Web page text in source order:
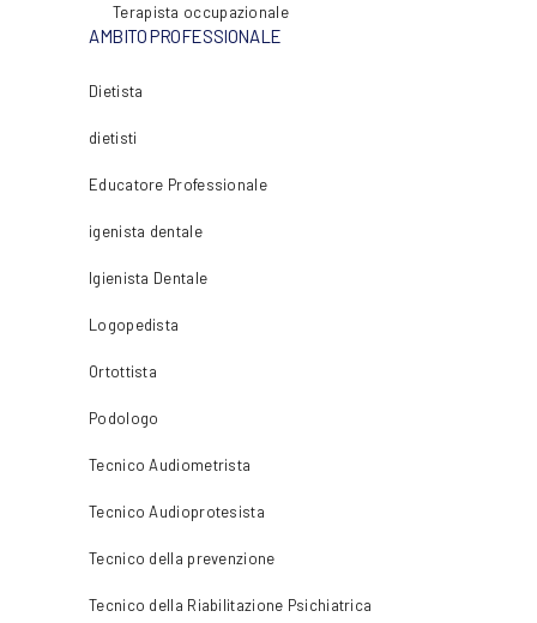
Terapista occupazionale
AMBITO PROFESSIONALE
Dietista
dietisti
Educatore Professionale
igenista dentale
Igienista Dentale
Logopedista
Ortottista
Podologo
Tecnico Audiometrista
Tecnico Audioprotesista
Tecnico della prevenzione
Tecnico della Riabilitazione Psichiatrica